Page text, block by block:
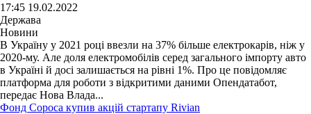
17:45 19.02.2022
Держава
Новини
В Україну у 2021 році ввезли на 37% більше електрокарів, ніж у
2020-му. Але доля електромобілів серед загального імпорту авто
в Україні й досі залишається на рівні 1%. Про це повідомляє
платформа для роботи з відкритими даними Опендатабот,
передає Нова Влада...
Фонд Сороса купив акцій стартапу Rivian